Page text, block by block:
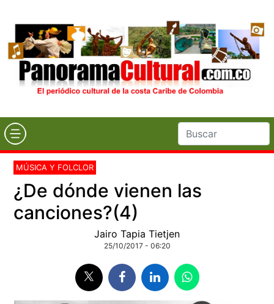
MÚSICA Y FOLCLOR
¿De dónde vienen las
canciones?(4)
Jairo Tapia Tietjen
25/10/2017 - 06:20